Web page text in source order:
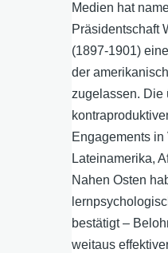
Medien hat
Präsidentschaft
(1897-1901)
der
zugelassen. Die
Engagements in
Lateinamerika,
Nahen Osten
bestätigt –
weitaus